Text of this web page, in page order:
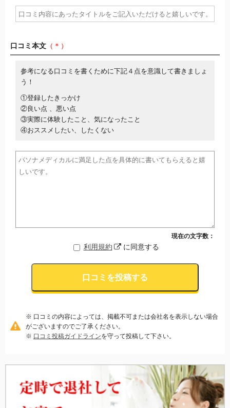
口コミ本文 （＊）
参考になる口コミを書くために下記４点を意識して書きましょ
う！
①登録したきっかけ
②良い点 、悪い点
③実際に体験したこと、気になったこと
④おススメしたい、したくない
現在の文字数：
利用規約 に同意する
口コミを投稿する
※ 口コミの内容によっては、掲載不可または会社名を表示しない場合
がございますのでご了承ください。
※ 口コミ投稿ガイドラインを守って投稿して下さい。